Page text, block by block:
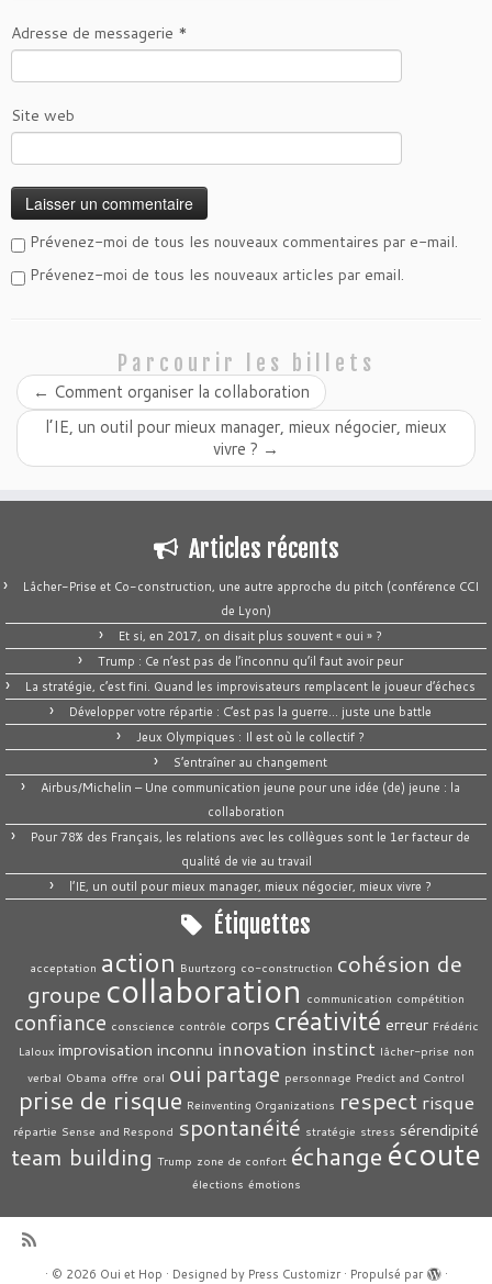
Adresse de messagerie *
Site web
Prévenez-moi de tous les nouveaux commentaires par e-mail.
Prévenez-moi de tous les nouveaux articles par email.
Parcourir les billets
← Comment organiser la collaboration
l’IE, un outil pour mieux manager, mieux négocier, mieux
vivre ? →
Articles récents
Lâcher-Prise et Co-construction, une autre approche du pitch (conférence CCI
de Lyon)
Et si, en 2017, on disait plus souvent « oui » ?
Trump : Ce n’est pas de l’inconnu qu’il faut avoir peur
La stratégie, c’est fini. Quand les improvisateurs remplacent le joueur d’échecs
Développer votre répartie : C’est pas la guerre… juste une battle
Jeux Olympiques : Il est où le collectif ?
S’entraîner au changement
Airbus/Michelin – Une communication jeune pour une idée (de) jeune : la
collaboration
Pour 78% des Français, les relations avec les collègues sont le 1er facteur de
qualité de vie au travail
l’IE, un outil pour mieux manager, mieux négocier, mieux vivre ?
Étiquettes
acceptation action Buurtzorg co-construction cohésion de
groupe collaboration communication compétition
confiance conscience contrôle corps créativité erreur Frédéric
Laloux improvisation inconnu innovation instinct lâcher-prise non
verbal Obama offre oral oui partage personnage Predict and Control
prise de risque Reinventing Organizations respect risque
répartie Sense and Respond spontanéité stratégie stress sérendipité
team building Trump zone de confort échange écoute
élections émotions
· © 2026 Oui et Hop · Designed by Press Customizr· Propulsé par ·